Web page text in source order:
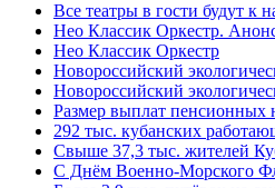
Все театры в гости будут к
Нео Классик Оркестр.
Нео Классик Оркестр
Новороссийский
Новороссийский
Размер выплат пенсионных
292 тыс. кубанских
Свыше 37,3 тыс. жителей
C Днём Военно-Морского